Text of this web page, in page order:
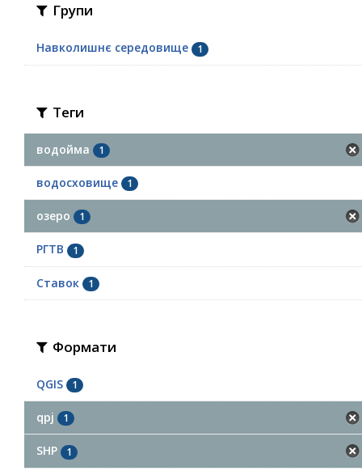
Групи
Навколишнє середовище 1
Теги
водойма 1
водосховище 1
озеро 1
РГТВ 1
Ставок 1
Формати
QGIS 1
qpj 1
SHP 1